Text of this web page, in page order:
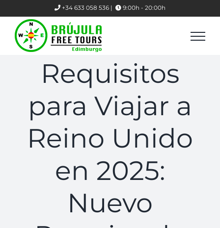
to
content
+34 633 058 536 | 9:00h - 20:00h
Requisitos
para Viajar a
Reino Unido
en 2025:
Nuevo